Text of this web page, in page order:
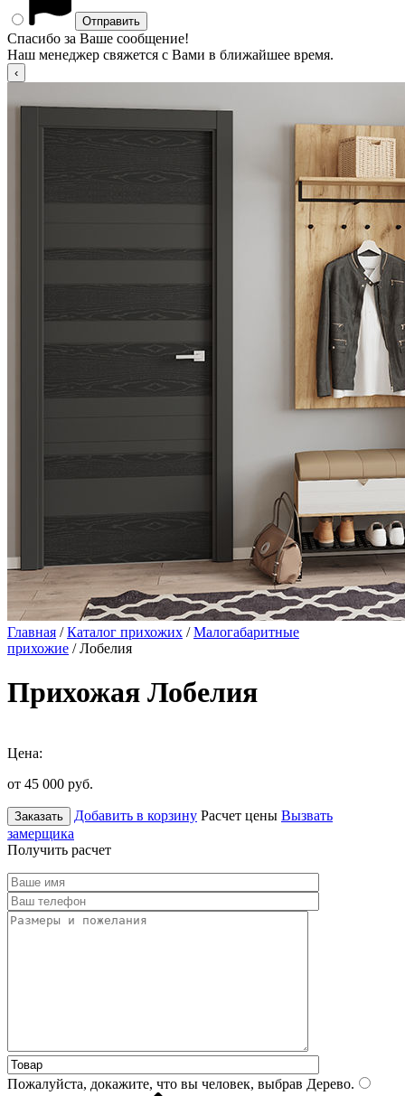
Спасибо за Ваше сообщение!
Наш менеджер свяжется с Вами в ближайшее время.
Главная /Каталог прихожих /Малогабаритные
прихожие / Лобелия
Прихожая Лобелия
Цена:
от 45 000 руб.
Заказать Добавить в корзину Расчет цены Вызвать
замерщика
Получить расчет
Пожалуйста, докажите, что вы человек, выбрав Дерево.